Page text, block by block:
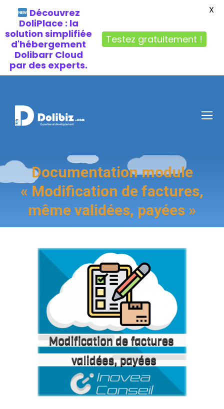
Documentation module
« Modification de factures,
même validées, payées »
Découvrez
DoliPlace : la
solution simplifiée
d'hébergement
Dolibarr Cloud
par des experts.
Testez gratuitement !
X